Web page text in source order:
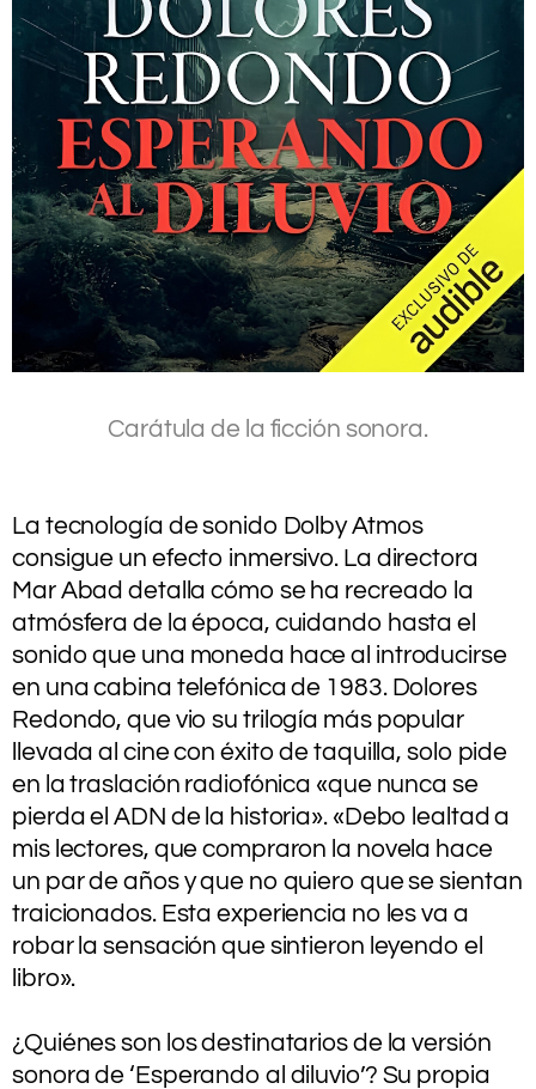
Carátula de la ficción sonora.
La tecnología de sonido Dolby Atmos
consigue un efecto inmersivo. La directora
Mar Abad detalla cómo se ha recreado la
atmósfera de la época, cuidando hasta el
sonido que una moneda hace al introducirse
en una cabina telefónica de 1983. Dolores
Redondo, que vio su trilogía más popular
llevada al cine con éxito de taquilla, solo pide
en la traslación radiofónica «que nunca se
pierda el ADN de la historia». «Debo lealtad a
mis lectores, que compraron la novela hace
un par de años y que no quiero que se sientan
traicionados. Esta experiencia no les va a
robar la sensación que sintieron leyendo el
libro».
¿Quiénes son los destinatarios de la versión
sonora de ‘Esperando al diluvio’? Su propia